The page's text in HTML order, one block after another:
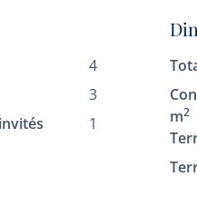
4
3
1
m2